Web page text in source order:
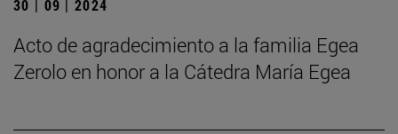
30 | 09 | 2024
Acto de agradecimiento a la familia Egea
Zerolo en honor a la Cátedra María Egea